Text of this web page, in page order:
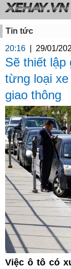
Tin tức
20:16
29/01/
Sẽ thiết
từng loại
giao thông
Việc ô tô có